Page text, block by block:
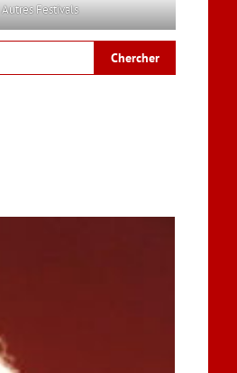
Autres Festivals